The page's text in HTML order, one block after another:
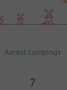
Aantal campings
7